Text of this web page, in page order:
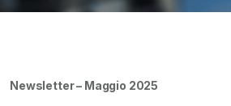
Newsletter – Maggio 2025